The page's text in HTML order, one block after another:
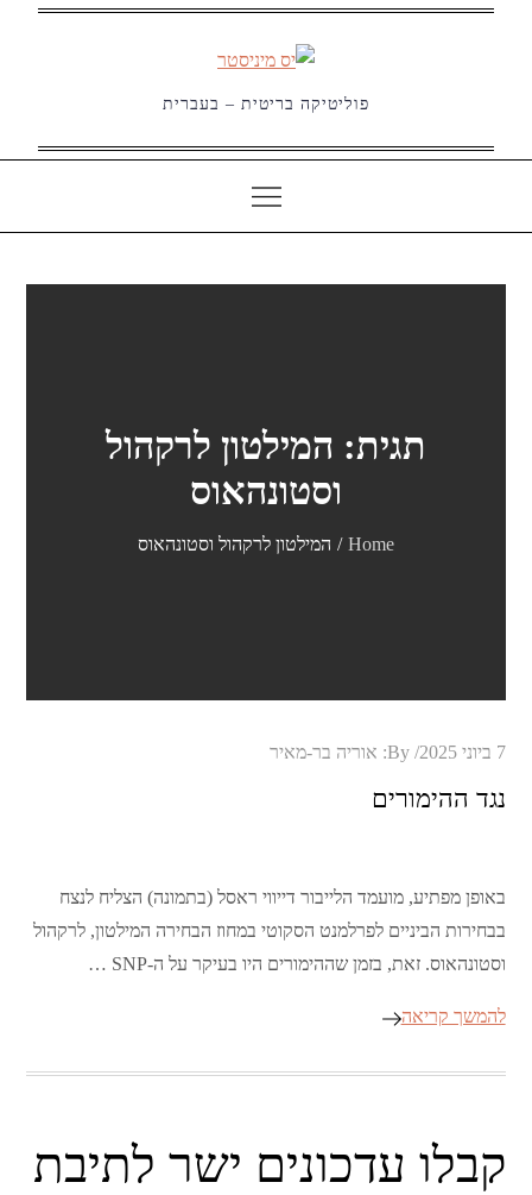
פוליטיקה בריטית – בעברית
תגית: המילטון לרקהול
וסטונהאוס
Home המילטון לרקהול וסטונהאוס
Posted
7 ביוני 2025 By: אוריה בר-מאיר
נגד ההימורים
באופן מפתיע, מועמד הלייבור דייווי ראסל (בתמונה) הצליח לנצח
בבחירות הביניים לפרלמנט הסקוטי במחוז הבחירה המילטון, לרקהול
וסטונהאוס. זאת, בזמן שההימורים היו בעיקר על ה-SNP …
להמשך קריאה
קבלו עדכונים ישר לתיבת